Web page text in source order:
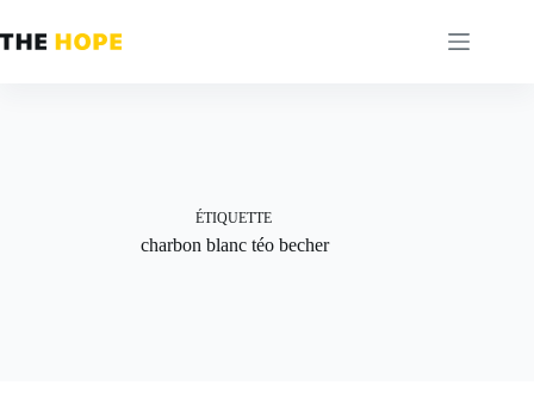
au
contenu
ÉTIQUETTE
charbon blanc téo becher